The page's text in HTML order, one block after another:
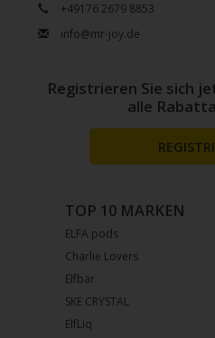
+49176 2679 8853
info@mr-joy.de
TOP 10 MARKEN
ELFA pods
Charlie Lovers
Elfbar
SKE CRYSTAL
ElfLiq
Registrieren Sie sich
alle